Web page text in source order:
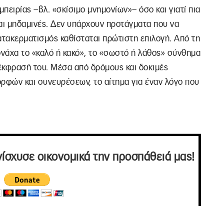
–βλ. «σκίσιμο μνημονίων»– όσο και γιατί πια
μηδαμινές. Δεν υπάρχουν προτάγματα που να
καθίσταται πρώτιστη επιλογή. Από τη
το «καλό ή κακό», το «σωστό ή λάθος» σύνθημα
του. Μέσα από δρόμους και δοκιμές
και συνευρέσεων, το αίτημα για έναν λόγο που
οικονομικά την προσπάθειά μας!